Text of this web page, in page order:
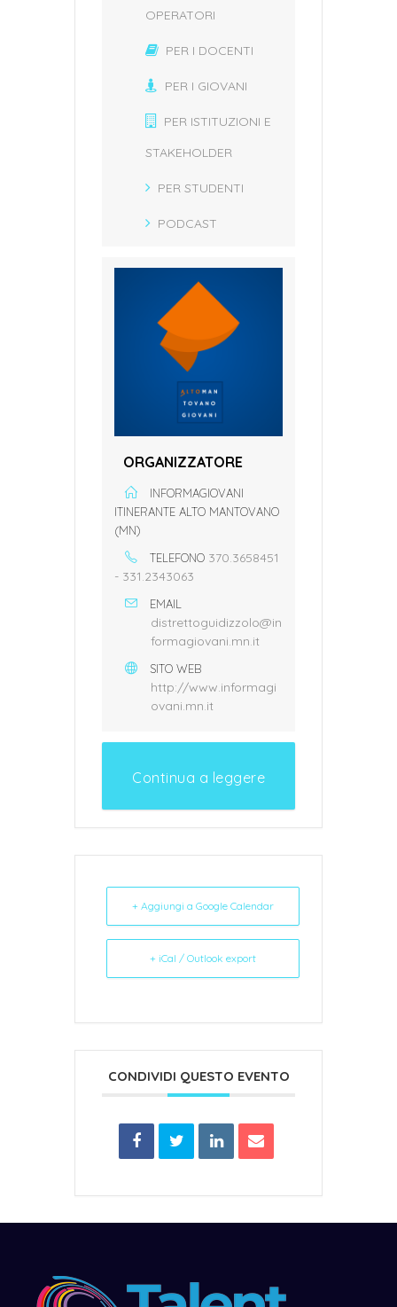
OPERATORI
PER I DOCENTI
PER I GIOVANI
PER ISTITUZIONI E
STAKEHOLDER
PER STUDENTI
PODCAST
ORGANIZZATORE
INFORMAGIOVANI
ITINERANTE ALTO MANTOVANO
(MN)
TELEFONO 370.3658451
- 331.2343063
EMAIL
distrettoguidizzolo@in
formagiovani.mn.it
SITO WEB
http://www.informagi
ovani.mn.it
Continua a leggere
+ Aggiungi a Google Calendar
+ iCal / Outlook export
CONDIVIDI QUESTO EVENTO